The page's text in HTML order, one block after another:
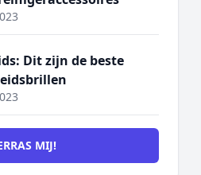
Dit zijn de beste
MIJ!